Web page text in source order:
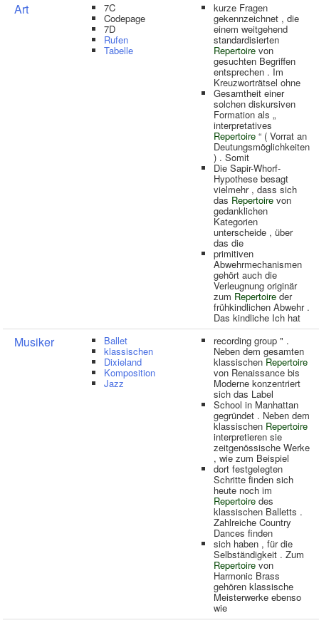
Art 7C
Codepage
7D
Rufen
Tabelle
kurze Fragen
gekennzeichnet , die
einem weitgehend
standardisierten
Repertoire von
gesuchten Begriffen
entsprechen . Im
Kreuzworträtsel ohne
Gesamtheit einer
solchen diskursiven
Formation als „
interpretatives
Repertoire “ ( Vorrat an
Deutungsmöglichkeiten
) . Somit
Die Sapir-Whorf-
Hypothese besagt
vielmehr , dass sich
das Repertoire von
gedanklichen
Kategorien
unterscheide , über
das die
primitiven
Abwehrmechanismen
gehört auch die
Verleugnung originär
zum Repertoireder
frühkindlichen Abwehr .
Das kindliche Ich hat
Musiker Ballet
klassischen
Dixieland
Komposition
Jazz
recording group " .
Neben dem gesamten
klassischenRepertoire
von Renaissance bis
Moderne konzentriert
sich das Label
School in Manhattan
gegründet . Neben dem
klassischen Repertoire
interpretieren sie
zeitgenössische Werke
, wie zum Beispiel
dort festgelegten
Schritte finden sich
heute noch im
Repertoire des
klassischen Balletts .
Zahlreiche Country
Dances finden
sich haben , für die
Selbständigkeit . Zum
Repertoirevon
Harmonic Brass
gehören klassische
Meisterwerke ebenso
wie